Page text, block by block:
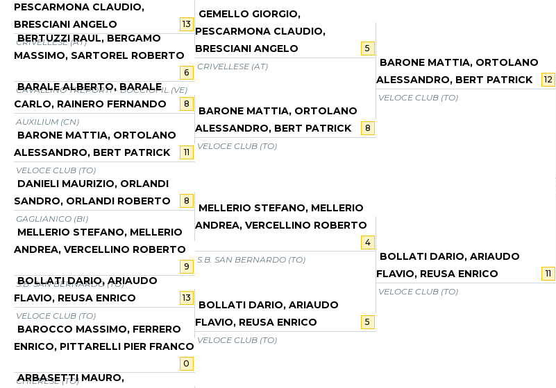
PESCARMONA CLAUDIO,
BRESCIANI ANGELO
13
CRIVELLESE (AT)
BERTUZZI RAUL, BERGAMO
MASSIMO, SARTOREL ROBERTO
6
CAVALLINO TREPORTI - BOCCIOFIL (VE)
BARALE ALBERTO, BARALE
CARLO, RAINERO FERNANDO
8
AUXILIUM (CN)
BARONE MATTIA, ORTOLANO
ALESSANDRO, BERT PATRICK
11
VELOCE CLUB (TO)
DANIELI MAURIZIO, ORLANDI
SANDRO, ORLANDI ROBERTO
8
GAGLIANICO (BI)
MELLERIO STEFANO, MELLERIO
ANDREA, VERCELLINO ROBERTO
9
S.B. SAN BERNARDO (TO)
BOLLATI DARIO, ARIAUDO
FLAVIO, REUSA ENRICO
13
VELOCE CLUB (TO)
BAROCCO MASSIMO, FERRERO
ENRICO, PITTARELLI PIER FRANCO
0
CHIERESE (TO)
ARBASETTI MAURO,
GEMELLO GIORGIO,
PESCARMONA CLAUDIO,
BRESCIANI ANGELO
5
CRIVELLESE (AT)
BARONE MATTIA, ORTOLANO
ALESSANDRO, BERT PATRICK
8
VELOCE CLUB (TO)
MELLERIO STEFANO, MELLERIO
ANDREA, VERCELLINO ROBERTO
4
S.B. SAN BERNARDO (TO)
BOLLATI DARIO, ARIAUDO
FLAVIO, REUSA ENRICO
5
VELOCE CLUB (TO)
BARONE MATTIA, ORTOLANO
ALESSANDRO, BERT PATRICK
12
VELOCE CLUB (TO)
BOLLATI DARIO, ARIAUDO
FLAVIO, REUSA ENRICO
11
VELOCE CLUB (TO)